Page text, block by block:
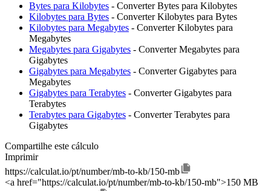
Bytes para Kilobytes - Converter Bytes para Kilobytes
Kilobytes para Bytes - Converter Kilobytes para Bytes
Kilobytes para Megabytes - Converter Kilobytes para
Megabytes
Megabytes para Gigabytes - Converter Megabytes para
Gigabytes
Gigabytes para Megabytes - Converter Gigabytes para
Megabytes
Gigabytes para Terabytes - Converter Gigabytes para
Terabytes
Terabytes para Gigabytes - Converter Terabytes para
Gigabytes
Compartilhe este cálculo
Imprimir
https://calculat.io/pt/number/mb-to-kb/150-mb
<a href="https://calculat.io/pt/number/mb-to-kb/150-mb">150 MB